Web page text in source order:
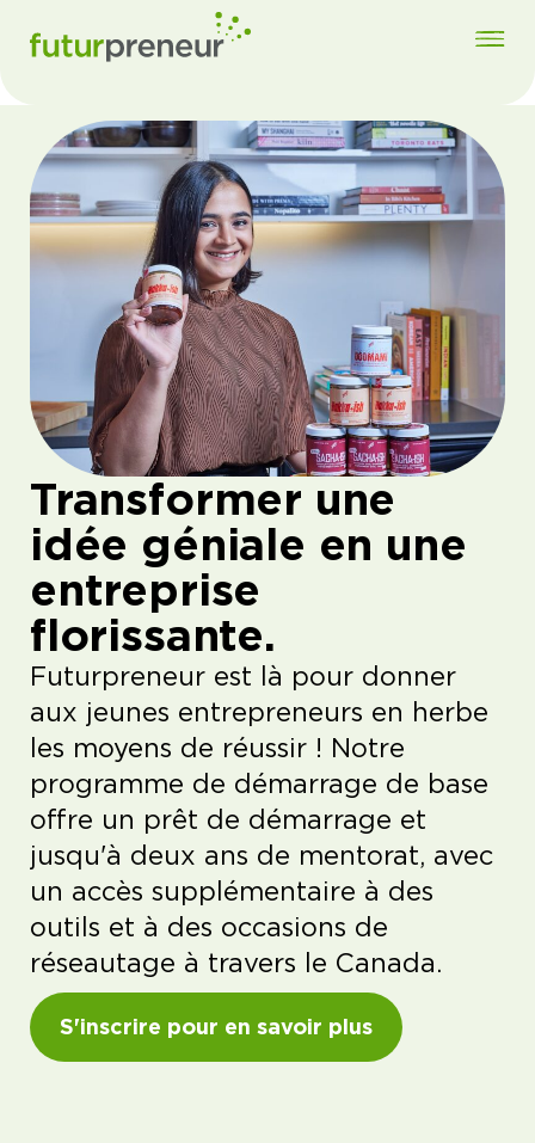
Transformer une
idée géniale en une
entreprise
florissante.
Futurpreneur est là pour donner
aux jeunes entrepreneurs en herbe
les moyens de réussir ! Notre
programme de démarrage de base
offre un prêt de démarrage et
jusqu'à deux ans de mentorat, avec
un accès supplémentaire à des
outils et à des occasions de
réseautage à travers le Canada.
S'inscrire pour en savoir plus